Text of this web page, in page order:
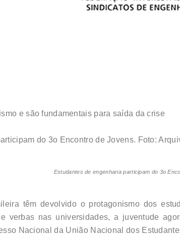
e são fundamentais para saída da crise
Estudantes de engenharia participam do 3o
têm devolvido o protagonismo dos
verbas nas universidades, a juventude
Nacional da União Nacional dos